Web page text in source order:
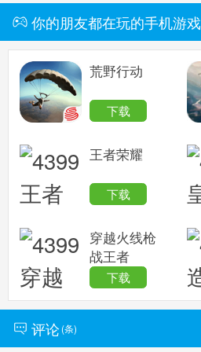
你的朋友都在玩的手机游戏
荒野行动
下载
王者荣耀
下载
穿越火线枪
战王者
下载
评论(条)